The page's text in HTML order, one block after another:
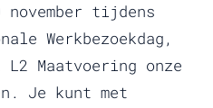
november tijdens
Werkbezoekdag,
L2 Maatvoering onze
Je kunt met